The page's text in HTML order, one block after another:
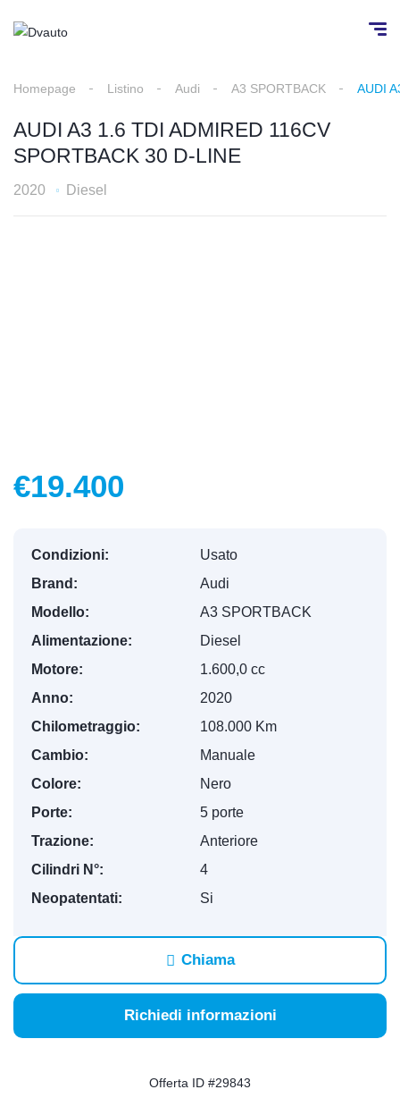
Homepage Listino Audi A3 SPORTBACK AUDI
AUDI A3 1.6 TDI ADMIRED 116CV
SPORTBACK 30 D-LINE
2020 Diesel
€19.400
Condizioni:
Usato
Brand:
Audi
Modello:
A3 SPORTBACK
Alimentazione:
Diesel
Motore:
1.600,0 cc
Anno:
2020
Chilometraggio:
108.000 Km
Cambio:
Manuale
Colore:
Nero
Porte:
5 porte
Trazione:
Anteriore
Cilindri N°:
4
Neopatentati:
Si
Chiama
Richiedi informazioni
Offerta ID #29843